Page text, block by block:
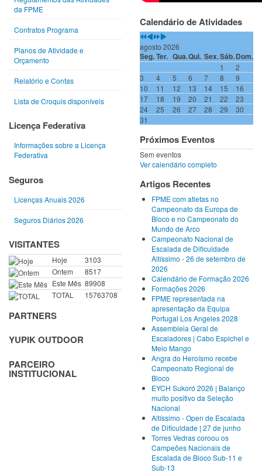
da FPME
Contratos Programa
Planos de Atividade e
Orçamento
Relatório e Contas
Lista de Croquis disponíveis
Licença Federativa
Informações sobre a Licença
Federativa
Seguros
Licenças Anuais 2026
Seguros Diários 2026
VISITANTES
Hoje
3103
Ontem
8517
Este Mês 89908
TOTAL
15763708
PARTNERS
YUPIK OUTDOOR
PARCEIRO
INSTITUCIONAL
Calendário de Atividades
agosto 2026
Seg.Ter. Qua.Qui. Sex.Sáb.Dom.
1
2
3
4 5 6 7 8
9
10
11 12 13 14 15
16
17
18 19 20 21 22
23
24
25 26 27 28 29
30
31
Próximos Eventos
Sem eventos
Ver calendário completo
Artigos Recentes
FPME com atletas no
Campeonato da Europa de
Bloco e no Campeonato do
Mundo de Arco
Campeonato Nacional de
Escalada de Dificuldade
Altíssimo - 26 de setembro de
2026
Calendário de Formação 2026
Formações 2026
FPME representada na
apresentação da Equipa
Portugal Los Angeles 2028
Assembleia Geral de
Escaladores | Cabo Espichel e
Meio Mango
Angra do Heroísmo recebe
Campeonato Regional de
Bloco
EYCH Sukoró 2026 | Balanço
muito positivo da Seleção
Nacional
Altíssimo - Open de Escalada
de Dificuldade | 27 de junho
Torres Vedras coroou os
Campeões Nacionais de
Escalada de Bloco Sub-11 e
Sub-13